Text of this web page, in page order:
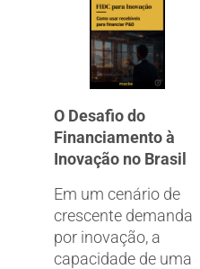
O Desafio do
Financiamento à
Inovação no Brasil
Em um cenário de
crescente demanda
por inovação, a
capacidade de uma